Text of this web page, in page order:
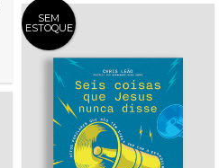
SEM
ESTOQUE